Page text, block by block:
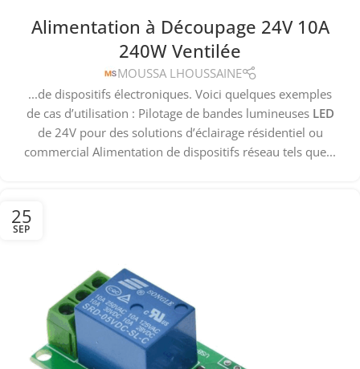
Alimentation à Découpage 24V 10A
240W Ventilée
MOUSSA LHOUSSAINE
...de dispositifs électroniques. Voici quelques exemples
de cas d’utilisation : Pilotage de bandes lumineuses LED
de 24V pour des solutions d’éclairage résidentiel ou
commercial Alimentation de dispositifs réseau tels que...
25
SEP